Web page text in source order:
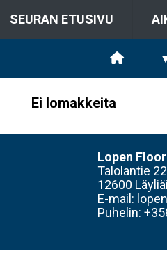
SEURAN ETUSIVU
Ei lomakkeita
Lopen
Talolantie
12600
E-mail:
Puhelin: